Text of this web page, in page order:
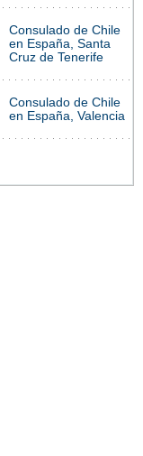
Consulado de Chile
en España, Santa
Cruz de Tenerife
Consulado de Chile
en España, Valencia